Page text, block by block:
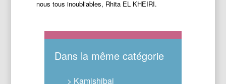
nous tous inoubliables, Rhita EL KHEIRI.
Dans la même catégorie
> Kamishibai